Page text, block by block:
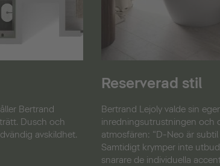
Bertrand
Dusch och
avskildhet.
Reserverad stil
Bertrand Lejoly valde sin
inredningsutrustningen och
atmosfären: “D-Neo är
Samtidigt krymper inte
snarare de individuella